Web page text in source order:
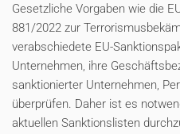
Gesetzliche Vorgaben wie die
881/2022 zur
verabschiedete EU-
Unternehmen, ihre
sanktionierter Unternehmen,
überprüfen. Daher ist es
aktuellen Sanktionslisten